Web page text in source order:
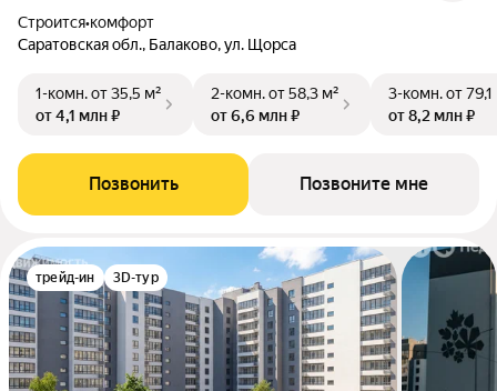
Строится•комфорт
Саратовская обл., Балаково, ул. Щорса
1-комн.от 35,5 м²
от 4,1 млн ₽
2-комн.от 58,3 м²
от 6,6 млн ₽
3-комн.от 79,1
от 8,2 млн ₽
Позвонить Позвоните мне
трейд-ин 3D-тур